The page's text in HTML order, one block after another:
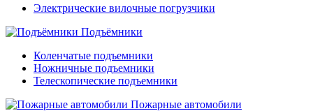
Электрические вилочные погрузчики
Подъёмники
Коленчатые подъемники
Ножничные подъемники
Телескопические подъемники
Пожарные автомобили